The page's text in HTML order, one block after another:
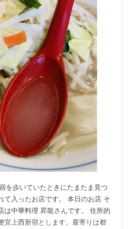
を歩いていたときにたまたま見つ
て入ったお店です。 本日のお店 そ
は中華料理 昇龍さんです。 住所的
宜上西新宿とします。最寄りは都